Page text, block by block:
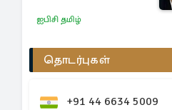
ஐபிசி தமிழ்
தொடர்புகள்
+91 44 6634 5009